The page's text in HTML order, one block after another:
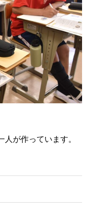
が作っています。